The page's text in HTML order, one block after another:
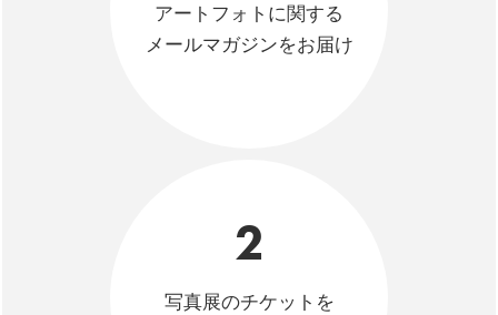
アートフォトに関する
メールマガジンをお届け
2
写真展のチケットを